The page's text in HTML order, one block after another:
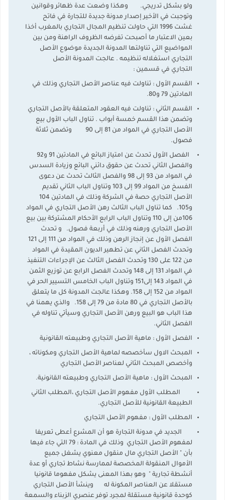
ولو بشكل تدريجي. وهكذا وضعت عدة ظهائر وقوانين
وتوجبت في الأخير إصدار مدونة جديدة للتجارة في فاتح
غشت 1996 التي حاولت تنظيم المجال التجاري بالمغرب أخذا
بعين الاعتبار ما أصبحت تفرضه الظروف الراهنة ومن بين
المواضيع التي تناولتها المدونة الجديدة موضوع الأصل
التجاري استغلاله تنظيمه . عالجت المدونة الأصل
التجاري في قسمين :
القسم الأول : تناولت فيه عناصر الأصل التجاري وذلك في
المادتين 79 و80.
القسم الثاني : تناولت فيه العقود المتعلقة بالأصل التجاري
وتضمن هذا القسم خمسة أبواب . تناول الباب الأول بيع
الأصل التجاري في المواد من 81 إلى 90 وتضمن ثلاثة
فصول.
الفصل الأول تحدث عن امتياز البائع في المادتين 91 و92
والفصل الثاني تحدث عن حقوق دائني البائع وزيادة السدس
في المواد من 93 إلى 98 والفصل الثالث تحدث عن دعوى
الفسخ من المواد 99 إلى 103 وتناول الباب الثاني تقديم
الأصل التجاري حصة في الشركة وذلك في المادتين 104
و105. كما تناول الباب الثالث رهن الأصل التجاري في المواد
106من إلى 110 وتناول الباب الرابع الأحكام المشتركة بين بيع
الأصل التجاري ورهنه وذلك في أربعة فصول. و تحدث
الفصل الأول عن إنجاز الرهن وذلك في المواد من 111 إلى 121
وتحدث الفصل الثاني عن تطهير الديون المقيدة في المواد
من 122 على 130 وتحدث الفصل الثالث عن الإجراءات التنفيذ
في المواد 131 إلى 148 وتحدث الفصل الرابع عن توزيع الثمن
في المواد 143 إلى151 وتناول الباب الخامس التسيير الحر في
المواد من 152 إلى 158. وهكذا عالجت المدونة كل ما يتعلق
بالأصل التجاري في 80 مادة من 79 إلى 158. والذي يهمنا في
هذا الباب هو البيع ورهن الأصل التجاري وسيأتي تناوله في
الفصل الثاني.
الفصل الأول : ماهية الأصل التجاري وطبيعته القانونية
المبحث الاول سأخصصه لماهية الأصل التجاري ومكوناته ،
وأخصص المبحث الثاني لعناصر الأصل التجاري
المبحث الأول : ماهية الأصل التجاري وطبيعته القانونية.
المطلب الأول مفهوم الأصل التجاري ،المطلب الثاني
الطبيعة القانونية للأصل التجاري.
المطلب الأول : مفهوم الأصل التجاري
الجديد في مدونة التجارة هو أن المشرع أعطى تعريفا
لمفهوم الأصل التجاري وذلك في المادة : 79 التي جاء فيها
بأن " الأصل التجاري مال منقول معنوي يشغل جميع
الأموال المنقولة المخصصة لممارسة نشاط تجاري أو عدة
أنشطة تجارية " وهو بهذا المعنى يشكل مفهوما قانونيا
مستقلا عن العناصر المكونة له وينشأ الأصل التجاري
كوحدة قانونية مستقلة لمجرد توفر عنصري الزبناء والسمعة